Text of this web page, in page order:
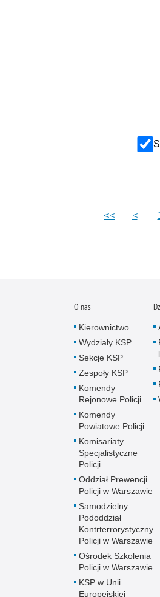
<< <
O nas
Kierownictwo
Wydziały KSP
Sekcje KSP
Zespoły KSP
Komendy
Rejonowe Policji
Komendy
Powiatowe Policji
Komisariaty
Specjalistyczne
Policji
Oddział Prewencji
Policji w Warszawie
Samodzielny
Pododdział
Kontrterrorystyczny
Policji w Warszawie
Ośrodek Szkolenia
Policji w Warszawie
KSP w Unii
Europejskiej